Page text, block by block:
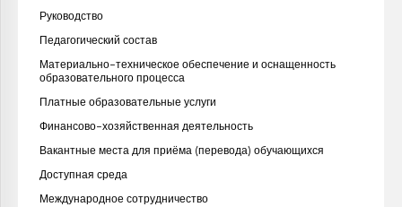
Руководство
Педагогический состав
Материально-техническое обеспечение и оснащенность
образовательного процесса
Платные образовательные услуги
Финансово-хозяйственная деятельность
Вакантные места для приёма (перевода) обучающихся
Доступная среда
Международное сотрудничество